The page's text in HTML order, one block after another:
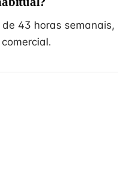
43 horas semanais,